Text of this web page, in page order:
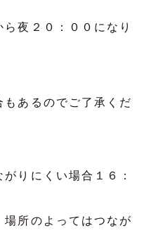
夜２０：００になり
あるのでご了承くだ
りにくい場合１６：
所のよってはつなが